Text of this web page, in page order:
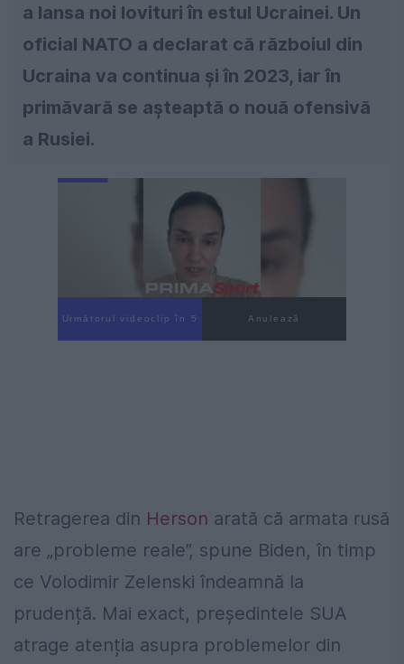
a lansa noi lovituri în estul Ucrainei. Un
oficial NATO a declarat că războiul din
Ucraina va continua și în 2023, iar în
primăvară se așteaptă o nouă ofensivă
a Rusiei.
Următorul videoclip în 4 Anulează
Retragerea din Herson arată că armata rusă
are „probleme reale”, spune Biden, în timp
ce Volodimir Zelenski îndeamnă la
prudență. Mai exact, președintele SUA
atrage atenția asupra problemelor din